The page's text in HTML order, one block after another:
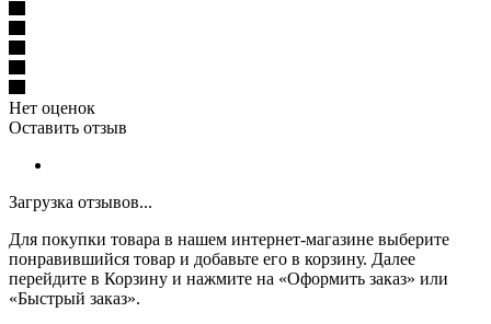
Нет оценок
Оставить отзыв
Загрузка отзывов...
Для покупки товара в нашем интернет-магазине выберите
понравившийся товар и добавьте его в корзину. Далее
перейдите в Корзину и нажмите на «Оформить заказ» или
«Быстрый заказ».